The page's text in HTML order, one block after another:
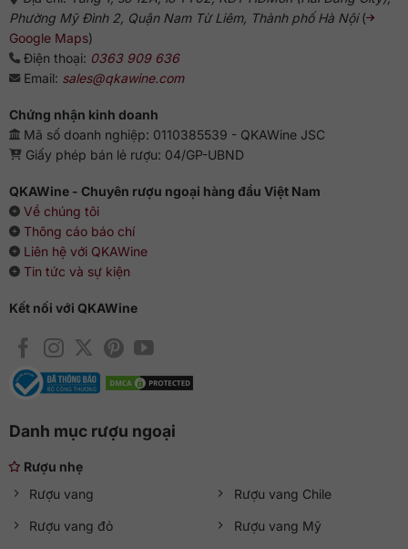
Phường Mỹ Đình 2, Quận Nam Từ Liêm, Thành phố Hà Nội(
Google Maps)
Điện thoại: 0363 909 636
Email: sales@qkawine.com
Chứng nhận kinh doanh
Mã số doanh nghiệp: 0110385539 - QKAWine JSC
Giấy phép bán lẻ rượu: 04/GP-UBND
QKAWine - Chuyên rượu ngoại hàng đầu Việt Nam
Về chúng tôi
Thông cáo báo chí
Liên hệ với QKAWine
Tin tức và sự kiện
Kết nối với QKAWine
Danh mục rượu ngoại
Rượu nhẹ
Rượu vang
Rượu vang đỏ
Rượu vang Chile
Rượu vang Mỹ